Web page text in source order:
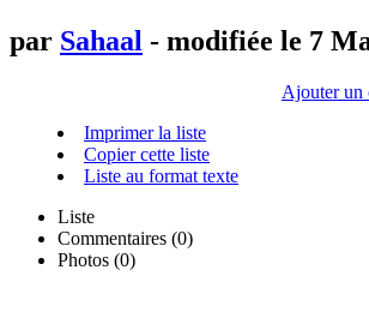
par Sahaal - modifiée le 7
Ajouter un
Imprimer la liste
Copier cette liste
Liste au format texte
Liste
Commentaires (0)
Photos (0)